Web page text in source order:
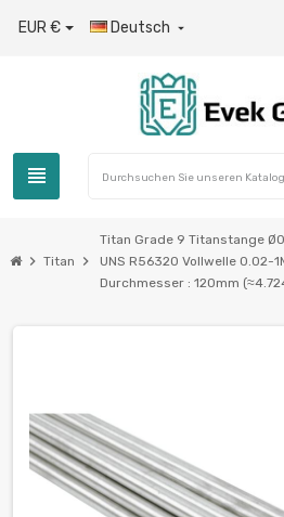
EUR € Deutsch 
view_headline
chevron_right Titan chevron_right
Titan Grade 9 Titanstange
UNS R56320 Vollwelle 0.02-
Durchmesser : 120mm